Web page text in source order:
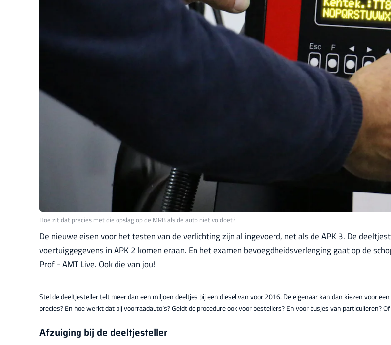
Hoe zit dat precies met die opslag op de MRB als de auto niet voldoet?
De nieuwe eisen voor het testen van de verlichting zijn al ingevoerd, net als de APK 3. De
voertuiggegevens in APK 2 komen eraan. En het examen bevoegdheidsverlenging gaat op de
Prof - AMT Live. Ook die van jou!
Stel de deeltjesteller telt meer dan een miljoen deeltjes bij een diesel van voor 2016. De eigenaar kan dan kiezen voor
precies? En hoe werkt dat bij voorraadauto’s? Geldt de procedure ook voor bestellers? En voor busjes van particulieren?
Afzuiging bij de deeltjesteller